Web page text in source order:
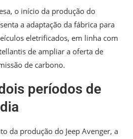
o início da produção do
a adaptação da fábrica para
eletrificados, em linha com
de ampliar a oferta de
de carbono.
períodos de
da produção do Jeep Avenger, a